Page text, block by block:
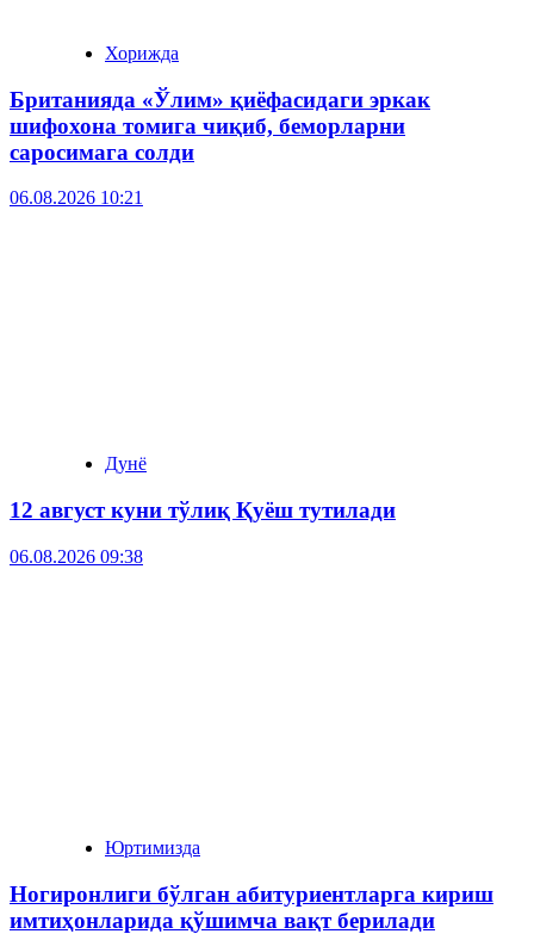
Хорижда
Британияда «Ўлим» қиёфасидаги эркак
шифохона томига чиқиб, беморларни
саросимага солди
06.08.2026 10:21
Дунё
12 август куни тўлиқ Қуёш тутилади
06.08.2026 09:38
Юртимизда
Ногиронлиги бўлган абитуриентларга кириш
имтиҳонларида қўшимча вақт берилади